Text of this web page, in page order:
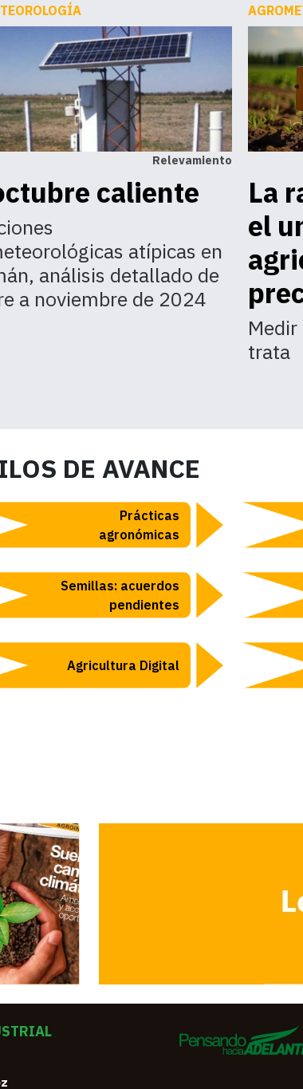
Relevamiento
caliente
atípicas en
análisis detallado de
a noviembre de 2024
La
el
trata
DE AVANCE
Prácticas
agronómicas
Semillas: acuerdos
pendientes
Agricultura Digital